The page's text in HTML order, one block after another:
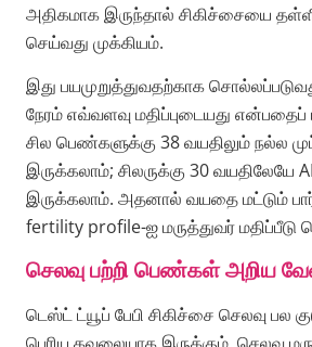
அதிகமாக இருந்தால் சிகிச்சையை
செய்வது முக்கியம்.
இது பயமுறுத்துவதற்காக
நேரம் எவ்வளவு மதிப்புடையது என்பதைப்
சில பெண்களுக்கு 38 வயதிலும் நல்ல
இருக்கலாம்; சிலருக்கு 30 வயதிலேயே
இருக்கலாம். அதனால் வயதை மட்டும்
fertility profile-ஐ மருத்துவர்
செலவு பற்றி பெண்கள் அறிய
டெஸ்ட் ட்யூப் பேபி சிகிச்சை செலவு பல